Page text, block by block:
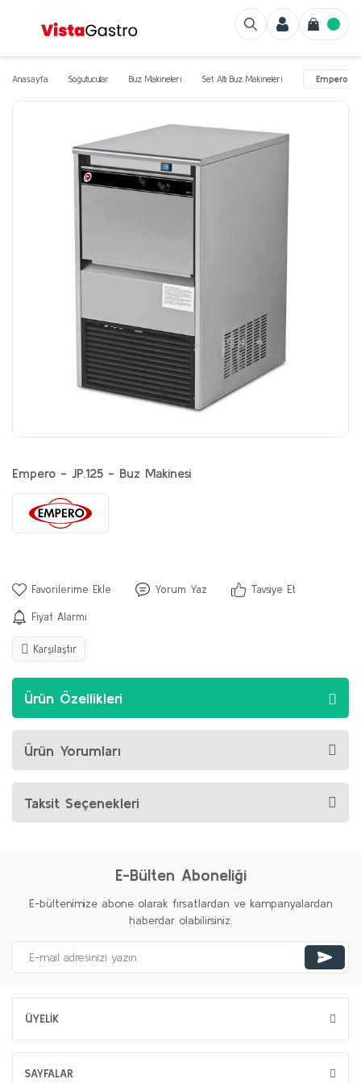
Anasayfa Soğutucular Buz Makineleri Set Altı Buz Makineleri Empero -
Empero - JP.125 - Buz Makinesi
Yorum Yaz Tavsiye Et
Fiyat Alarmı
Karşılaştır
Ürün Özellikleri
Ürün Yorumları
Taksit Seçenekleri
E-Bülten Aboneliği
E-bültenimize abone olarak fırsatlardan ve kampanyalardan
haberdar olabilirsiniz.
ÜYELİK
SAYFALAR